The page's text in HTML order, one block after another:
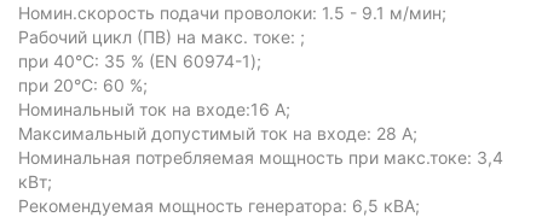
Номин.скорость подачи проволоки: 1.5 - 9.1 м/мин;
Рабочий цикл (ПВ) на макс. токе: ;
при 40°С: 35 % (EN 60974-1);
при 20°С: 60 %;
Номинальный ток на входе:16 A;
Максимальный допустимый ток на входе: 28 А;
Номинальная потребляемая мощность при макс.токе: 3,4
кВт;
Рекомендуемая мощность генератора: 6,5 кВА;